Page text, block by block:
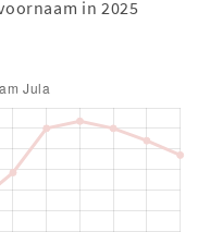
in 2025